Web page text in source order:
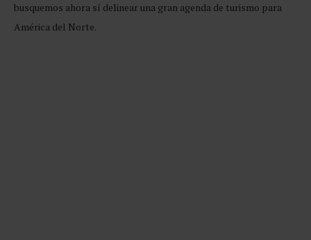
busquemos ahora sí delinear una gran agenda de turismo para
América del Norte.